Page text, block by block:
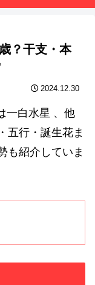
？干支・本
2024.12.30
一白水星 、他
五行・誕生花ま
も紹介していま